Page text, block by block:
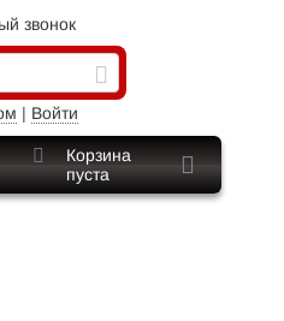
звонок
| Войти
Корзина
пуста